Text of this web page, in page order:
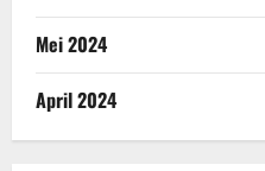
Mei 2024
April 2024